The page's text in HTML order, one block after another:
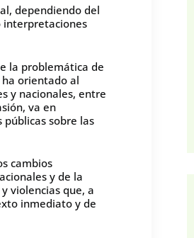
dependiendo del
interpretaciones
la problemática de
orientado al
y nacionales, entre
va en
sobre las
cambios
y de la
violencias que, a
inmediato y de